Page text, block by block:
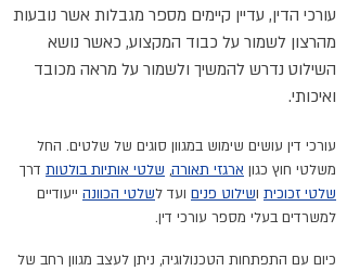
עורכי הדין, עדיין קיימים מספר מגבלות אשר נובעות
מהרצון לשמור על כבוד המקצוע, כאשר נושא
השילוט נדרש להמשיך ולשמור על מראה מכובד
ואיכותי.
עורכי דין עושים שימוש במגוון סוגים של שלטים. החל
משלטי חוץ כגון ארגזי תאורה, שלטי אותיות בולטות דרך
שלטי זכוכית ושילוט פנים ועד לשלטי הכוונה ייעודיים
למשרדים בעלי מספר עורכי דין.
כיום עם התפתחות הטכנולוגיה, ניתן לעצב מגוון רחב של